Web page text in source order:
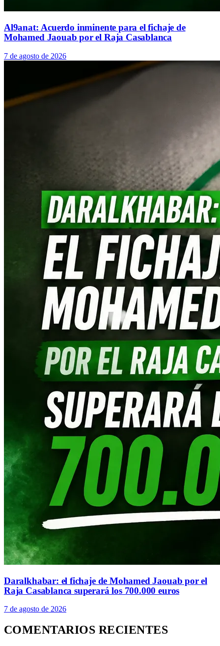
Al9anat: Acuerdo inminente para el fichaje de
Mohamed Jaouab por el Raja Casablanca
7 de agosto de 2026
Daralkhabar: el fichaje de Mohamed Jaouab por el
Raja Casablanca superará los 700.000 euros
7 de agosto de 2026
COMENTARIOS RECIENTES